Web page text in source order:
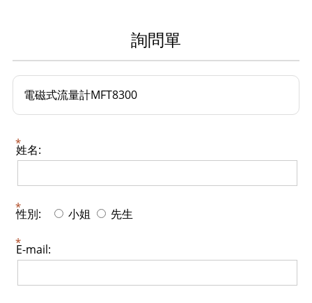
詢問單
電磁式流量計MFT8300
姓名:
性別: 小姐 先生
E-mail: